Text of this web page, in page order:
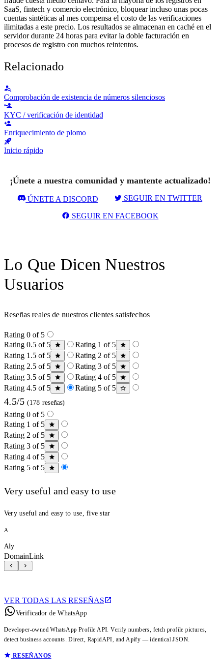
SaaS, fintech y comercio electrónico, bloquear incluso unas pocas
cuentas sintéticas al mes compensa el costo de las verificaciones
ilimitadas a este precio. Los resultados se almacenan en caché en el
servidor durante 24 horas para evitar la doble facturación en
procesos de registro con muchos reintentos.
Relacionado
Comprobación de existencia de números silenciosos
KYC / verificación de identidad
Enriquecimiento de plomo
Inicio rápido
¡Únete a nuestra comunidad y mantente actualizado!
ÚNETE A DISCORD SEGUIR EN TWITTER
SEGUIR EN FACEBOOK
Lo Que Dicen Nuestros
Usuarios
Reseñas reales de nuestros clientes satisfechos
Rating 0 of 5
Rating 0.5 of 5
Rating 1 of 5
Rating 1.5 of 5
Rating 2 of 5
Rating 2.5 of 5
Rating 3 of 5
Rating 3.5 of 5
Rating 4 of 5
Rating 4.5 of 5
Rating 5 of 5
4.5/5 (178 reseñas)
Rating 0 of 5
Rating 1 of 5
Rating 2 of 5
Rating 3 of 5
Rating 4 of 5
Rating 5 of 5
Very useful and easy to use
Very useful and easy to use, five star
A
Aly
DomainLink
VER TODAS LAS RESEÑAS
Verificador de WhatsApp
Developer-owned WhatsApp Profile API. Verify numbers, fetch profile pictures,
detect business accounts. Direct, RapidAPI, and Apify — identical JSON.
RESEÑANOS